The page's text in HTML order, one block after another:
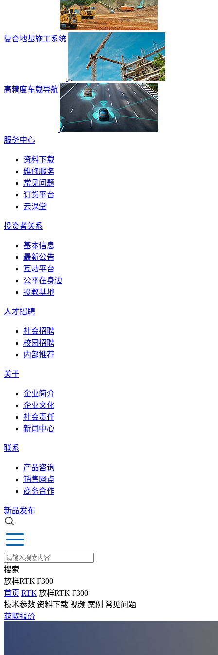
复合地基施工系统
高精度车载导航
服务中心
资料下载
维修服务
常见问题
订货平台
云课堂
投资者关系
基本信息
最新公告
互动平台
公平在身边
投教基地
人才招聘
社会招聘
校园招聘
内部推荐
关于
企业简介
企业文化
社会责任
新闻中心
联系
产品咨询
销售网点
商务合作
新品发布
搜索
放样RTK F300
首页 RTK 放样RTK F300
技术参数 资料下载 视频 案例 常见问题
获取报价